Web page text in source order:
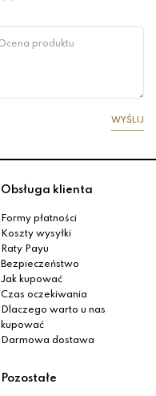
WYŚLIJ
Obsługa klienta
Formy płatności
Koszty wysyłki
Raty Payu
Bezpieczeństwo
Jak kupować
Czas oczekiwania
Dlaczego warto u nas
kupować
Darmowa dostawa
Pozostałe